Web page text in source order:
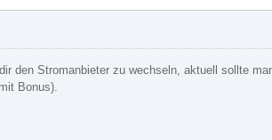
den Stromanbieter zu wechseln, aktuell sollte
Bonus).